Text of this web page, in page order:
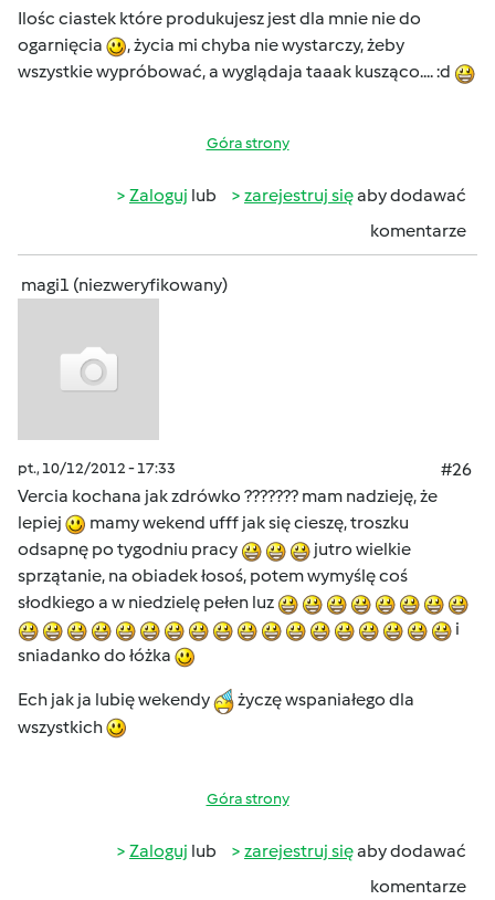
Ilośc ciastek które produkujesz jest dla mnie nie do
ogarnięcia
, życia mi chyba nie wystarczy, żeby
wszystkie wypróbować, a wyglądaja taaak kusząco.... :d
Góra strony
Zaloguj lub zarejestruj sięaby dodawać
komentarze
magi1 (niezweryfikowany)
pt., 10/12/2012 - 17:33
#26
Vercia kochana jak zdrówko ??????? mam nadzieję, że
lepiej
mamy wekend ufff jak się cieszę, troszku
odsapnę po tygodniu pracy
jutro wielkie
sprzątanie, na obiadek łosoś, potem wymyślę coś
słodkiego a w niedzielę pełen luz
i
sniadanko do łóżka
Ech jak ja lubię wekendy
życzę wspaniałego dla
wszystkich
Góra strony
Zaloguj lub zarejestruj sięaby dodawać
komentarze